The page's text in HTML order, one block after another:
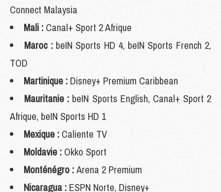
Connect Malaysia
Mali : Canal+ Sport 2 Afrique
Maroc :beIN Sports HD 4, beIN Sports French 2,
TOD
Martinique : Disney+ Premium Caribbean
Mauritanie : beIN Sports English, Canal+ Sport 2
Afrique, beIN Sports HD 1
Mexique : Caliente TV
Moldavie : Okko Sport
Monténégro :Arena 2 Premium
Nicaragua : ESPN Norte, Disney+